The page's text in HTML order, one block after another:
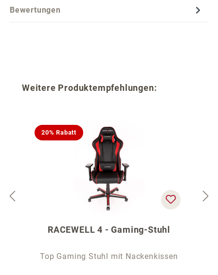
Bewertungen
Produktgalerie überspringen
Weitere Produktempfehlungen:
20% Rabatt
RACEWELL 4 - Gaming-Stuhl
Top Gaming Stuhl mit Nackenkissen